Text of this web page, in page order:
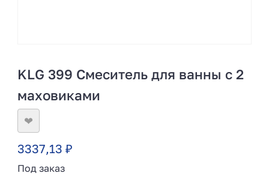
KLG 399 Смеситель для ванны с 2
маховиками
❤
3337,13 ₽
Под заказ